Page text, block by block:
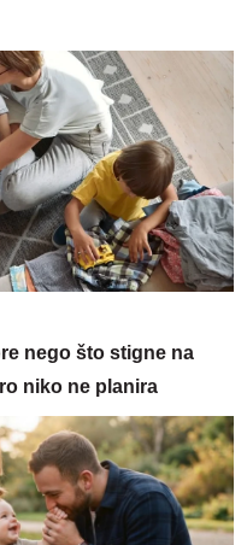
nego što stigne na
niko ne planira